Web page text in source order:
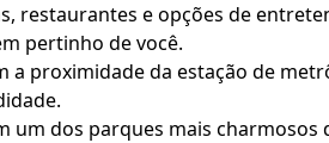
restaurantes e opções de
pertinho de você.
a proximidade da estação de
um dos parques mais charmosos